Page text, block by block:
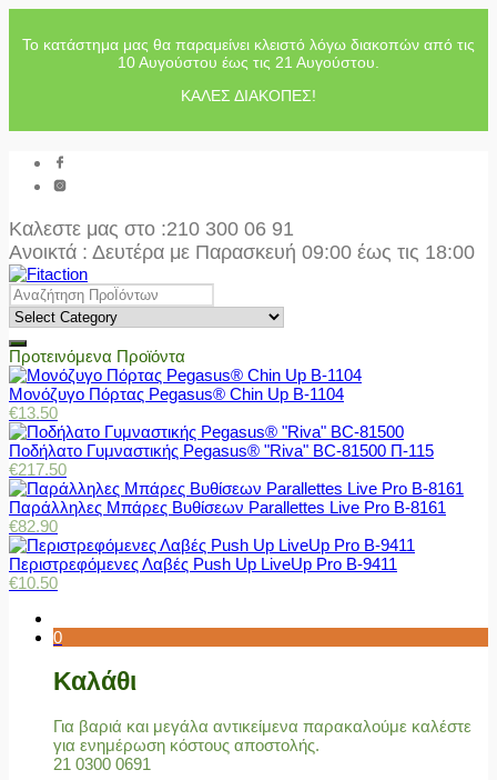
Το κατάστημα μας θα παραμείνει κλειστό λόγω διακοπών από τις
10 Αυγούστου έως τις 21 Αυγούστου.
ΚΑΛΕΣ ΔΙΑΚΟΠΕΣ!
Καλεστε μας στο :210 300 06 91
Ανοικτά : Δευτέρα με Παρασκευή 09:00 έως τις 18:00
Προτεινόμενα Προϊόντα
Μονόζυγο Πόρτας Pegasus® Chin Up Β-1104
€13.50
Ποδήλατο Γυμναστικής Pegasus® "Riva" BC-81500 Π-115
€217.50
Παράλληλες Μπάρες Βυθίσεων Parallettes Live Pro Β-8161
€82.90
Περιστρεφόμενες Λαβές Push Up LiveUp Pro Β-9411
€10.50
0
Καλάθι
Για βαριά και μεγάλα αντικείμενα παρακαλούμε καλέστε
για ενημέρωση κόστους αποστολής.
21 0300 0691